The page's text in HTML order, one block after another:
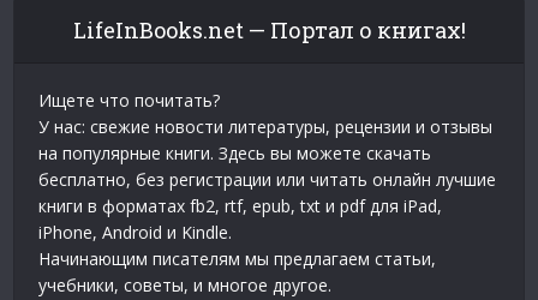
LifeInBooks.net — Портал о книгах!
Ищете что почитать?
У нас: свежие новости литературы, рецензии и отзывы
на популярные книги. Здесь вы можете скачать
бесплатно, без регистрации или читать онлайн лучшие
книги в форматах fb2, rtf, epub, txt и pdf для iPad,
iPhone, Android и Kindle.
Начинающим писателям мы предлагаем статьи,
учебники, советы, и многое другое.